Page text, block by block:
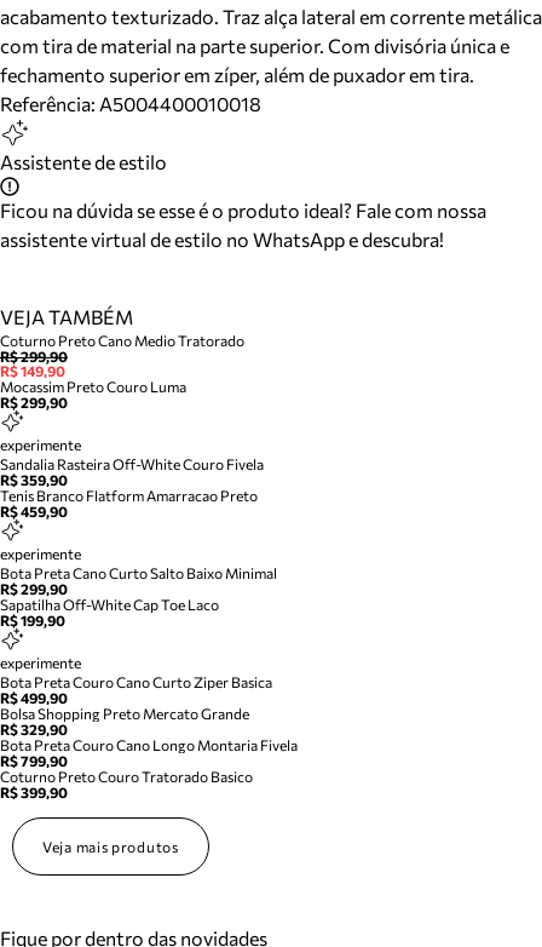
acabamento texturizado. Traz alça lateral em corrente metálica
com tira de material na parte superior. Com divisória única e
fechamento superior em zíper, além de puxador em tira.
Referência: A5004400010018
Assistente de estilo
Ficou na dúvida se esse é o produto ideal? Fale com nossa
assistente virtual de estilo no WhatsApp e descubra!
VEJA TAMBÉM
Coturno Preto Cano Medio Tratorado
R$ 299,90
R$ 149,90
Mocassim Preto Couro Luma
R$ 299,90
experimente
Sandalia Rasteira Off-White Couro Fivela
R$ 359,90
Tenis Branco Flatform Amarracao Preto
R$ 459,90
experimente
Bota Preta Cano Curto Salto Baixo Minimal
R$ 299,90
Sapatilha Off-White Cap Toe Laco
R$ 199,90
experimente
Bota Preta Couro Cano Curto Ziper Basica
R$ 499,90
Bolsa Shopping Preto Mercato Grande
R$ 329,90
Bota Preta Couro Cano Longo Montaria Fivela
R$ 799,90
Coturno Preto Couro Tratorado Basico
R$ 399,90
Veja mais produtos
Fique por dentro das novidades